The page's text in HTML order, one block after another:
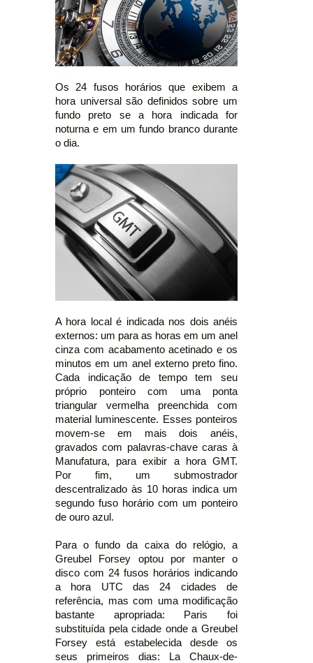
Os 24 fusos horários que exibem a
hora universal são definidos sobre um
fundo preto se a hora indicada for
noturna e em um fundo branco durante
o dia.
A hora local é indicada nos dois anéis
externos: um para as horas em um anel
cinza com acabamento acetinado e os
minutos em um anel externo preto fino.
Cada indicação de tempo tem seu
próprio ponteiro com uma ponta
triangular vermelha preenchida com
material luminescente. Esses ponteiros
movem-se em mais dois anéis,
gravados com palavras-chave caras à
Manufatura, para exibir a hora GMT.
Por fim, um submostrador
descentralizado às 10 horas indica um
segundo fuso horário com um ponteiro
de ouro azul.
Para o fundo da caixa do relógio, a
Greubel Forsey optou por manter o
disco com 24 fusos horários indicando
a hora UTC das 24 cidades de
referência, mas com uma modificação
bastante apropriada: Paris foi
substituída pela cidade onde a Greubel
Forsey está estabelecida desde os
seus primeiros dias: La Chaux-de-